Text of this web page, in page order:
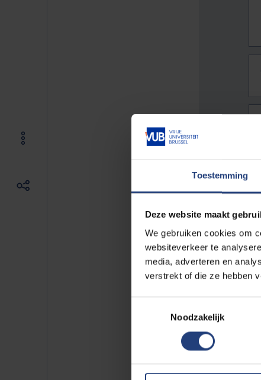
Toestemming
Deze website maakt
We gebruiken cookies om
websiteverkeer te
media, adverteren en
verstrekt of die ze hebben
Noodzakelijk
De
Bv.